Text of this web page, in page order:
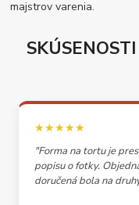
majstrov varenia.
★★★★★
"Forma na tortu je
popisu o fotky.
doručená bola na